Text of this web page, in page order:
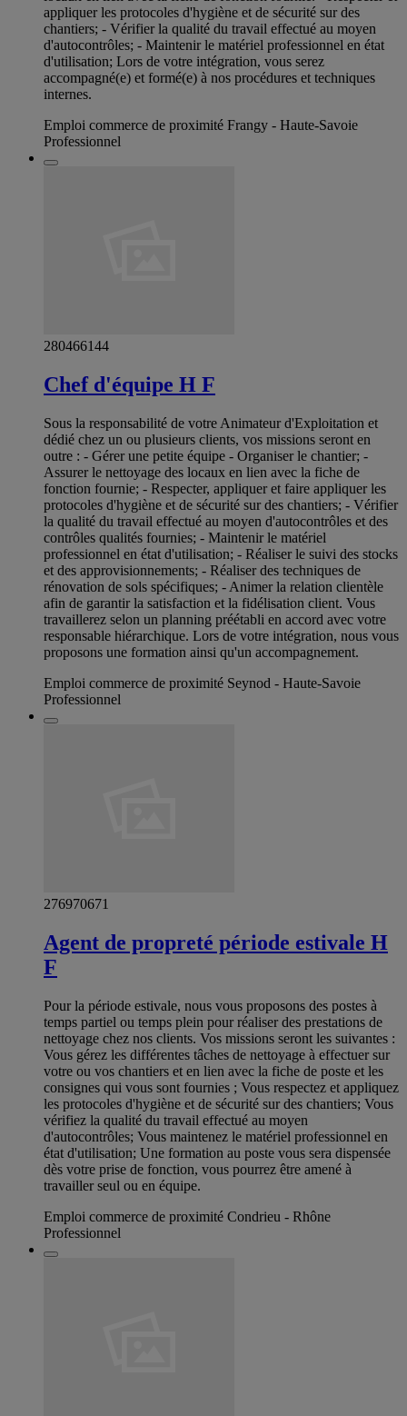
appliquer les protocoles d'hygiène et de sécurité sur des
chantiers; - Vérifier la qualité du travail effectué au moyen
d'autocontrôles; - Maintenir le matériel professionnel en état
d'utilisation; Lors de votre intégration, vous serez
accompagné(e) et formé(e) à nos procédures et techniques
internes.
Emploi commerce de proximité Frangy - Haute-Savoie
Professionnel
280466144
Chef d'équipe H F
Sous la responsabilité de votre Animateur d'Exploitation et
dédié chez un ou plusieurs clients, vos missions seront en
outre : - Gérer une petite équipe - Organiser le chantier; -
Assurer le nettoyage des locaux en lien avec la fiche de
fonction fournie; - Respecter, appliquer et faire appliquer les
protocoles d'hygiène et de sécurité sur des chantiers; - Vérifier
la qualité du travail effectué au moyen d'autocontrôles et des
contrôles qualités fournies; - Maintenir le matériel
professionnel en état d'utilisation; - Réaliser le suivi des stocks
et des approvisionnements; - Réaliser des techniques de
rénovation de sols spécifiques; - Animer la relation clientèle
afin de garantir la satisfaction et la fidélisation client. Vous
travaillerez selon un planning préétabli en accord avec votre
responsable hiérarchique. Lors de votre intégration, nous vous
proposons une formation ainsi qu'un accompagnement.
Emploi commerce de proximité Seynod - Haute-Savoie
Professionnel
276970671
Agent de propreté période estivale H
F
Pour la période estivale, nous vous proposons des postes à
temps partiel ou temps plein pour réaliser des prestations de
nettoyage chez nos clients. Vos missions seront les suivantes :
Vous gérez les différentes tâches de nettoyage à effectuer sur
votre ou vos chantiers et en lien avec la fiche de poste et les
consignes qui vous sont fournies ; Vous respectez et appliquez
les protocoles d'hygiène et de sécurité sur des chantiers; Vous
vérifiez la qualité du travail effectué au moyen
d'autocontrôles; Vous maintenez le matériel professionnel en
état d'utilisation; Une formation au poste vous sera dispensée
dès votre prise de fonction, vous pourrez être amené à
travailler seul ou en équipe.
Emploi commerce de proximité Condrieu - Rhône
Professionnel